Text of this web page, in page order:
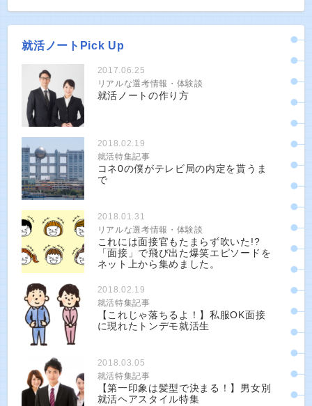
就活ノートPick Up
2017.06.25
リアルな選考情報・体験談
就活ノートの作り方
2018.02.19
就活特集記事
コネ0の僕がテレビ局の内定を貰うま
で
2018.01.31
リアルな選考情報・体験談
これには面接官もたまらず吹いた!?
「面接」で飛び出た爆笑エピソードを
ネット上から集めました。
2018.02.19
就活特集記事
【これじゃ落ちるよ！】私服OK面接
に現れたトンデモ就活生
2018.03.05
就活特集記事
【第一印象は髪型で決まる！】男女別
就活ヘアスタイル特集